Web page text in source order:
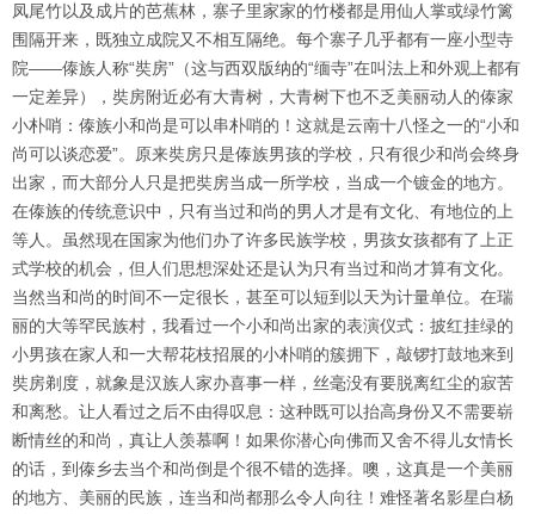
凤尾竹以及成片的芭蕉林，寨子里家家的竹楼都是用仙人掌或绿竹篱
围隔开来，既独立成院又不相互隔绝。每个寨子几乎都有一座小型寺
院——傣族人称“奘房”（这与西双版纳的“缅寺”在叫法上和外观上都有
一定差异），奘房附近必有大青树，大青树下也不乏美丽动人的傣家
小朴哨：傣族小和尚是可以串朴哨的！这就是云南十八怪之一的“小和
尚可以谈恋爱”。原来奘房只是傣族男孩的学校，只有很少和尚会终身
出家，而大部分人只是把奘房当成一所学校，当成一个镀金的地方。
在傣族的传统意识中，只有当过和尚的男人才是有文化、有地位的上
等人。虽然现在国家为他们办了许多民族学校，男孩女孩都有了上正
式学校的机会，但人们思想深处还是认为只有当过和尚才算有文化。
当然当和尚的时间不一定很长，甚至可以短到以天为计量单位。在瑞
丽的大等罕民族村，我看过一个小和尚出家的表演仪式：披红挂绿的
小男孩在家人和一大帮花枝招展的小朴哨的簇拥下，敲锣打鼓地来到
奘房剃度，就象是汉族人家办喜事一样，丝毫没有要脱离红尘的寂苦
和离愁。让人看过之后不由得叹息：这种既可以抬高身份又不需要崭
断情丝的和尚，真让人羡慕啊！如果你潜心向佛而又舍不得儿女情长
的话，到傣乡去当个和尚倒是个很不错的选择。噢，这真是一个美丽
的地方、美丽的民族，连当和尚都那么令人向往！难怪著名影星白杨